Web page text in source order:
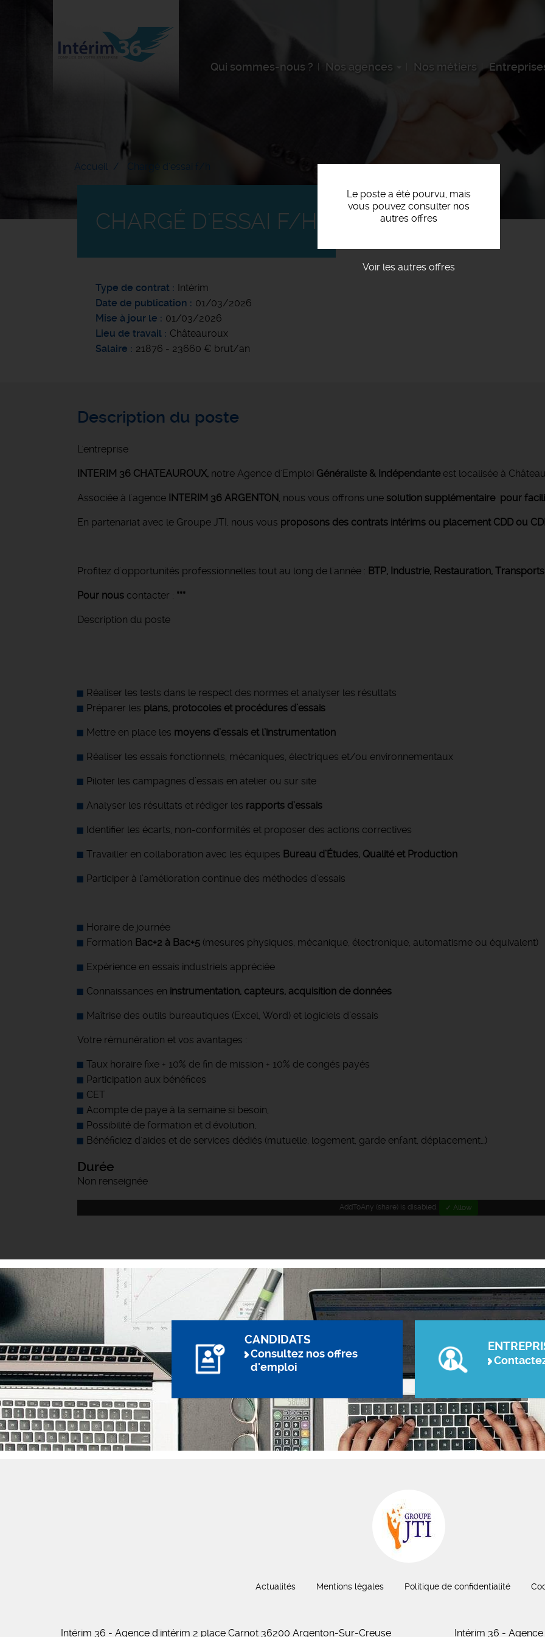
Qui sommes-nous ? Nos agences Nos métiers
Accueil Chargé d'essai f/h
Le poste a été pourvu, mais
vous pouvez consulter nos
autres offres
Voir les autres offres
CHARGÉ D'ESSAI F/H
Type de contrat
Intérim
Date de publication
01/03/2026
Mise à jour le
01/03/2026
Lieu de travail
Châteauroux
Salaire
21876 - 23660 € brut/an
Description du poste
L'entreprise
INTERIM 36 CHATEAUROUX, notre Agence d'Emploi Généraliste & Indépendante est localisée à
Associée à l'agence INTERIM 36 ARGENTON, nous vous offrons une solution supplémentaire pour
En partenariat avec le Groupe JTI, nous vous proposons des contrats intérims ou placement CDD ou
Profitez d'opportunités professionnelles tout au long de l'année : BTP, Industrie, Restauration,
Pour nous contacter : ***
Description du poste
Réaliser les tests dans le respect des normes et analyser les résultats
Préparer les plans, protocoles et procédures d’essais
Mettre en place les moyens d’essais et l’instrumentation
Réaliser les essais fonctionnels, mécaniques, électriques et/ou environnementaux
Piloter les campagnes d’essais en atelier ou sur site
Analyser les résultats et rédiger les rapports d’essais
Identifier les écarts, non-conformités et proposer des actions correctives
Travailler en collaboration avec les équipes Bureau d’Études, Qualité et Production
Participer à l’amélioration continue des méthodes d’essais
Horaire de journée
Formation Bac+2 à Bac+5 (mesures physiques, mécanique, électronique, automatisme ou équivalent)
Expérience en essais industriels appréciée
Connaissances en instrumentation, capteurs, acquisition de données
Maîtrise des outils bureautiques (Excel, Word) et logiciels d’essais
Votre rémunération et vos avantages :
Taux horaire fixe + 10% de fin de mission + 10% de congés payés
Participation aux bénéfices
CET
Acompte de paye à la semaine si besoin,
Possibilité de formation et d'évolution,
Bénéficiez d'aides et de services dédiés (mutuelle, logement, garde enfant, déplacement…)
Durée
Non renseignée
AddToAny (share) is disabled. ✓ Allow
CANDIDATS
Consultez nos offres
d'emploi
Actualités Mentions légales Politique de confidentialité
Intérim 36 - Agence d'intérim 2 place Carnot 36200 Argenton-Sur-Creuse Intérim 36 -